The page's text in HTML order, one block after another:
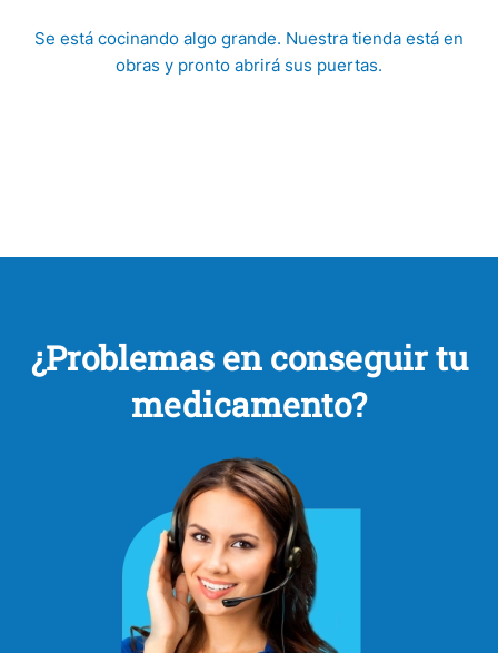
Se está cocinando algo grande. Nuestra tienda está en
obras y pronto abrirá sus puertas.
¿Problemas en conseguir tu
medicamento?